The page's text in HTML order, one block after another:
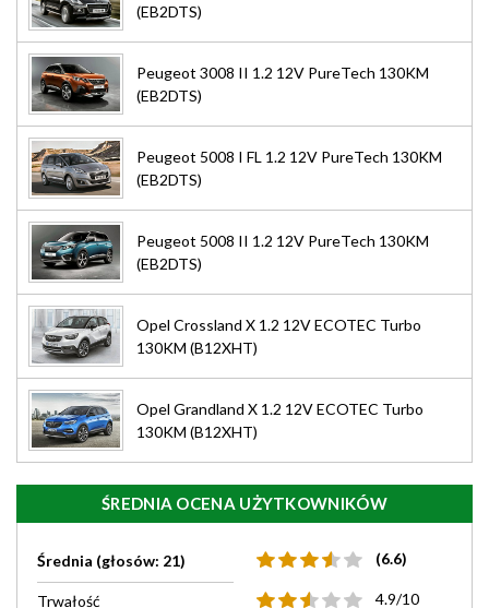
(EB2DTS)
Peugeot 3008 II 1.2 12V PureTech 130KM
(EB2DTS)
Peugeot 5008 I FL 1.2 12V PureTech 130KM
(EB2DTS)
Peugeot 5008 II 1.2 12V PureTech 130KM
(EB2DTS)
Opel Crossland X 1.2 12V ECOTEC Turbo
130KM (B12XHT)
Opel Grandland X 1.2 12V ECOTEC Turbo
130KM (B12XHT)
ŚREDNIA OCENA UŻYTKOWNIKÓW
Średnia (głosów: 21) (6.6)
Trwałość
4.9/10